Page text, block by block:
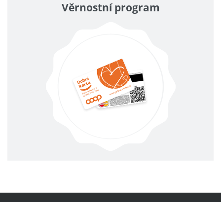
Věrnostní program